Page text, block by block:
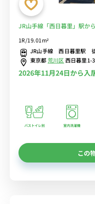
JR山手線「西日暮里」駅か
Wi-Fi格安レンタル中！
1R/19.01m²
JR山手線 西日暮里駅
東京都荒川区西日暮里1-
2026年11月24日から入
バストイレ別 室内洗濯機
この